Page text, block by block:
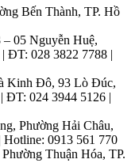
Bến Thành, TP. Hồ
05 Nguyễn Huệ,
ĐT: 028 3822 7788 |
Kinh Đô, 93 Lò Đúc,
ĐT: 024 3944 5126 |
Phường Hải Châu,
0913 561 770
Thuận Hóa, TP.